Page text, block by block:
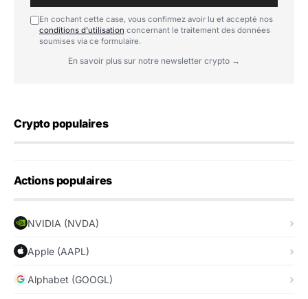
En cochant cette case, vous confirmez avoir lu et accepté nos
conditions d'utilisation concernant le traitement des données
soumises via ce formulaire.
En savoir plus sur notre newsletter crypto →
Crypto populaires
Actions populaires
NVIDIA (NVDA)
Apple (AAPL)
Alphabet (GOOGL)